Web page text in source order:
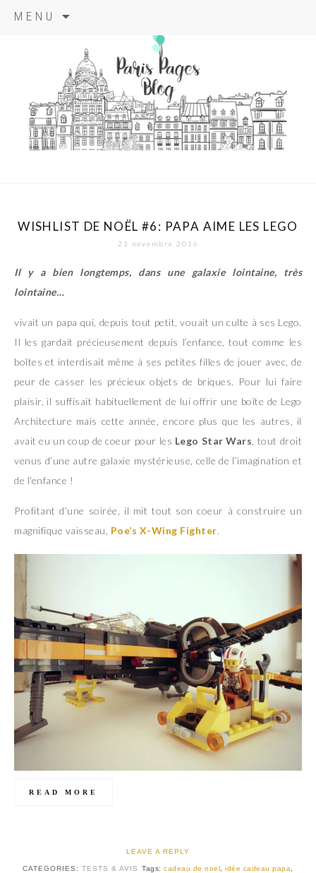
MENU
principal
paris pages
blog
WISHLIST DE NOËL #6: PAPA AIME LES LEGO
21 novembre 2016
Il y a bien longtemps, dans une galaxie lointaine, très
lointaine…
vivait un papa qui, depuis tout petit, vouait un culte à ses Lego.
Il les gardait précieusement depuis l’enfance, tout comme les
boîtes et interdisait même à ses petites filles de jouer avec, de
peur de casser les précieux objets de briques. Pour lui faire
plaisir, il suffisait habituellement de lui offrir une boîte de Lego
Architecture mais cette année, encore plus que les autres, il
avait eu un coup de coeur pour les Lego Star Wars , tout droit
venus d’une autre galaxie mystérieuse, celle de l’imagination et
de l’enfance !
Profitant d’une soirée, il mit tout son coeur à construire un
magnifique vaisseau, Poe’s X-Wing Fighter.
READ MORE
LEAVE A REPLY
CATEGORIES:TESTS & AVIS Tags:cadeau de noël ,idée cadeau papa